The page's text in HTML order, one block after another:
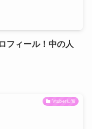
フィール！中の人
Vtuber知識